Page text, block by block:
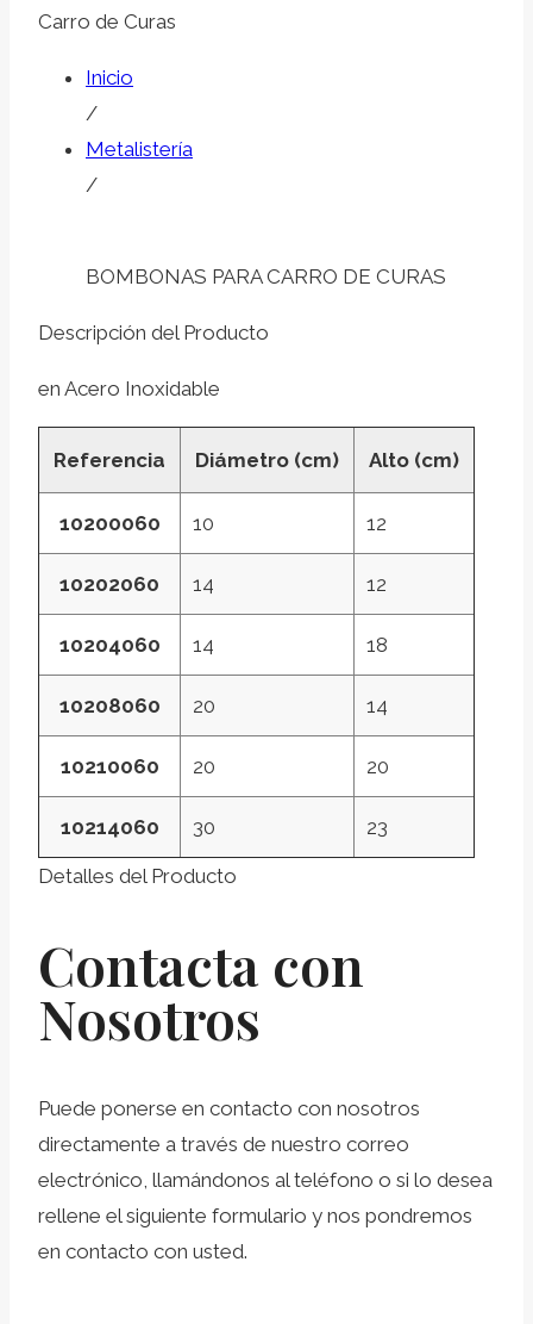
Carro de Curas
Inicio
/
Metalistería
/
BOMBONAS PARA CARRO DE CURAS
Descripción del Producto
en Acero Inoxidable
Referencia Diámetro (cm) Alto (cm)
10200060 10 12
10202060 14 12
10204060 14 18
10208060 20 14
10210060 20 20
10214060 30 23
Detalles del Producto
Contacta con
Nosotros
Puede ponerse en contacto con nosotros
directamente a través de nuestro correo
electrónico, llamándonos al teléfono o si lo desea
rellene el siguiente formulario y nos pondremos
en contacto con usted.